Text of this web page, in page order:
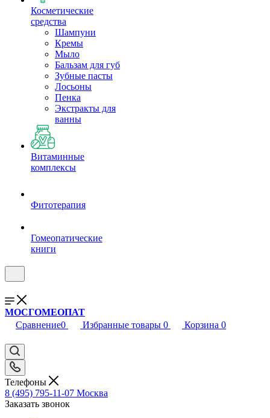
Косметические
средства
Шампуни
Кремы
Мыло
Бальзам для губ
Зубные пасты
Лосьоны
Пенка
Экстракты для
ванны
Витаминные
комплексы
Фитотерапия
Гомеопатические
книги
МОСГОМЕОПАТ
Сравнение0 Избранные товары 0 Корзина 0
Телефоны
8 (495) 795-11-07 Москва
Заказать звонок